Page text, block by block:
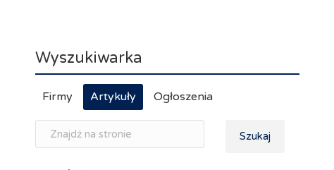
Wyszukiwarka
Firmy Artykuły Ogłoszenia
Szukaj